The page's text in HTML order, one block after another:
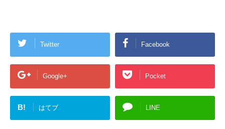
Twitter Facebook
Google+ Pocket
B! はてブ LINE